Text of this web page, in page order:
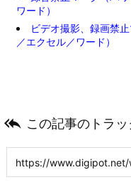
ワード）
ビデオ撮影、録画禁
／エクセル／ワード）
 この記事のトラ